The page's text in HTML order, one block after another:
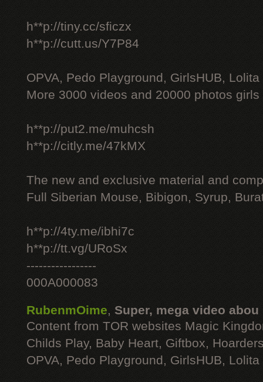
h**p://tiny.cc/sficzx
h**p://cutt.us/Y7P84
OPVA, Pedo Playground, GirlsHUB, Lolita
More 3000 videos and 20000 photos
h**p://put2.me/muhcsh
h**p://citly.me/47kMX
The new and exclusive material and
Full Siberian Mouse, Bibigon, Syrup,
h**p://4ty.me/ibhi7c
h**p://tt.vg/URoSx
-----------------
000A000083
RubenmOime, Super, mega video abou
Content from TOR websites Magic
Childs Play, Baby Heart, Giftbox,
OPVA, Pedo Playground, GirlsHUB, Lolita